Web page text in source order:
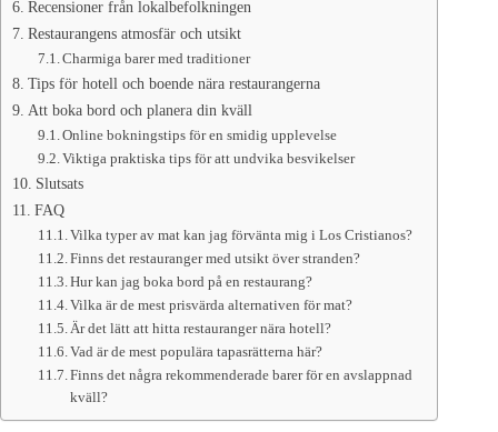
Recensioner från lokalbefolkningen
Restaurangens atmosfär och utsikt
Charmiga barer med traditioner
Tips för hotell och boende nära restaurangerna
Att boka bord och planera din kväll
Online bokningstips för en smidig upplevelse
Viktiga praktiska tips för att undvika besvikelser
Slutsats
FAQ
Vilka typer av mat kan jag förvänta mig i Los Cristianos?
Finns det restauranger med utsikt över stranden?
Hur kan jag boka bord på en restaurang?
Vilka är de mest prisvärda alternativen för mat?
Är det lätt att hitta restauranger nära hotell?
Vad är de mest populära tapasrätterna här?
Finns det några rekommenderade barer för en avslappnad
kväll?